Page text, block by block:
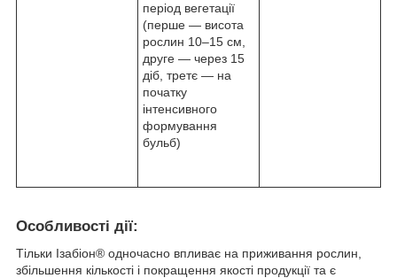
період вегетації
(перше — висота
рослин 10–15 см,
друге — через 15
діб, третє — на
початку
інтенсивного
формування
бульб)
Особливості дії:
Тільки Ізабіон® одночасно впливає на приживання рослин,
збільшення кількості і покращення якості продукції та є